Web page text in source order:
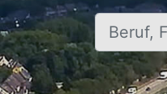
Beruf,